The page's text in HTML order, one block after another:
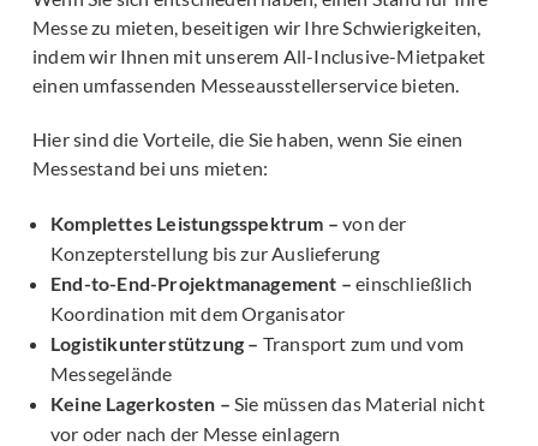
Messe zu mieten, beseitigen wir Ihre Schwierigkeiten,
indem wir Ihnen mit unserem All-Inclusive-Mietpaket
einen umfassenden Messeausstellerservice bieten.
Hier sind die Vorteile, die Sie haben, wenn Sie einen
Messestand bei uns mieten:
Komplettes Leistungsspektrum – von der
Konzepterstellung bis zur Auslieferung
End-to-End-Projektmanagement – einschließlich
Koordination mit dem Organisator
Logistikunterstützung – Transport zum und vom
Messegelände
Keine Lagerkosten – Sie müssen das Material nicht
vor oder nach der Messe einlagern